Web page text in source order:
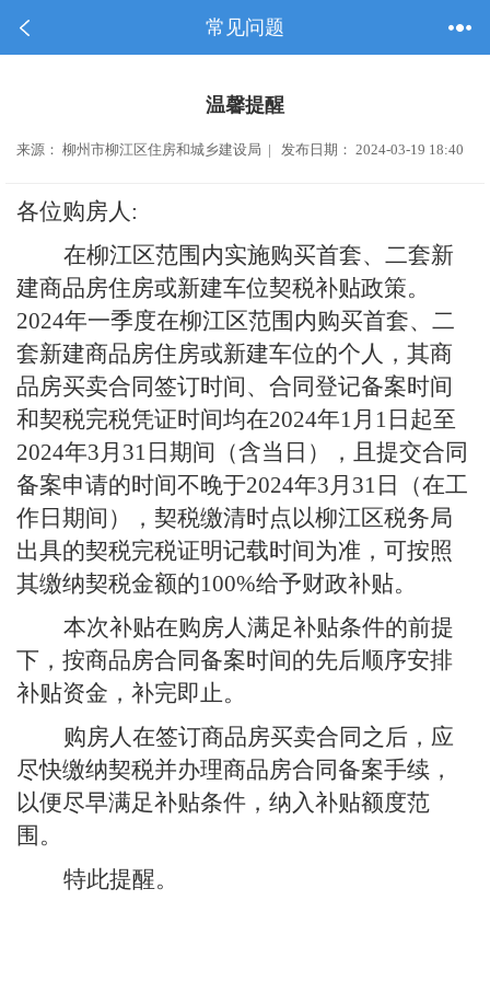
常见问题
温馨提醒
来源： 柳州市柳江区住房和城乡建设局 | 发布日期： 2024-03-19 18:40
各位购房人:
在柳江区范围内实施购买首套、二套新
建商品房住房或新建车位契税补贴政策。
2024年一季度在柳江区范围内购买首套、二
套新建商品房住房或新建车位的个人，其商
品房买卖合同签订时间、合同登记备案时间
和契税完税凭证时间均在2024年1月 1 日起至
2024年3月 31 日期间（含当日），且提交合同
备案申请的时间不晚于2024年3月 31 日（在工
作日期间），契税缴清时点以柳江区税务局
出具的契税完税证明记载时间为准，可按照
其缴纳契税金额的100%给予财政补贴。
本次补贴在购房人满足补贴条件的前提
下，按商品房合同备案时间的先后顺序安排
补贴资金，补完即止。
购房人在签订商品房买卖合同之后，应
尽快缴纳契税并办理商品房合同备案手续，
以便尽早满足补贴条件，纳入补贴额度范
围。
特此提醒。